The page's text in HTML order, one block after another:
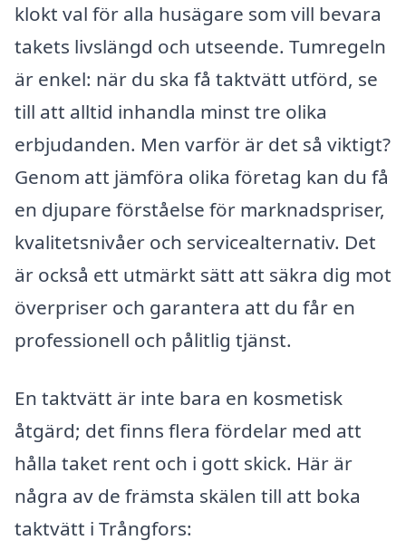
klokt val för alla husägare som vill bevara
takets livslängd och utseende. Tumregeln
är enkel: när du ska få taktvätt utförd, se
till att alltid inhandla minst tre olika
erbjudanden. Men varför är det så viktigt?
Genom att jämföra olika företag kan du få
en djupare förståelse för marknadspriser,
kvalitetsnivåer och servicealternativ. Det
är också ett utmärkt sätt att säkra dig mot
överpriser och garantera att du får en
professionell och pålitlig tjänst.
En taktvätt är inte bara en kosmetisk
åtgärd; det finns flera fördelar med att
hålla taket rent och i gott skick. Här är
några av de främsta skälen till att boka
taktvätt i Trångfors: